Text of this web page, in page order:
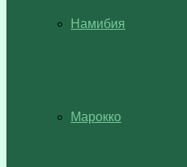
Намибия
Марокко